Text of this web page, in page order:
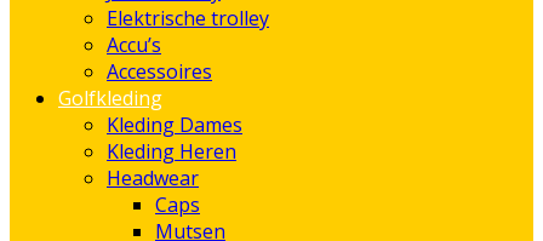
Elektrische trolley
Accu’s
Accessoires
Golfkleding
Kleding Dames
Kleding Heren
Headwear
Caps
Mutsen